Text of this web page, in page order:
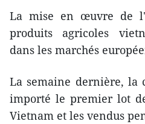
La mise en œuvre de
produits agricoles
dans les marchés
La semaine dernière, la
importé le premier lot
Vietnam et les vendus